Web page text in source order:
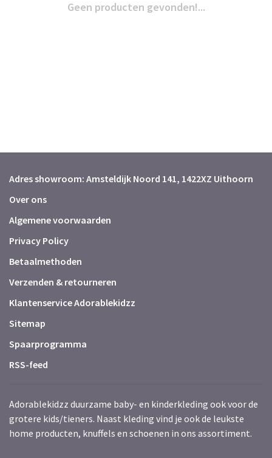
Geen producten gevonden!...
Adres showroom: Amsteldijk Noord 141, 1422XZ Uithoorn
Over ons
Algemene voorwaarden
Privacy Policy
Betaalmethoden
Verzenden & retourneren
Klantenservice Adorablekidzz
Sitemap
Spaarprogramma
RSS-feed
Adorablekidzz duurzame baby- en kinderkleding ook voor de
grotere kids/tieners. Naast kleding vind je ook de leukste
home producten, knuffels en schoenen in ons assortiment.